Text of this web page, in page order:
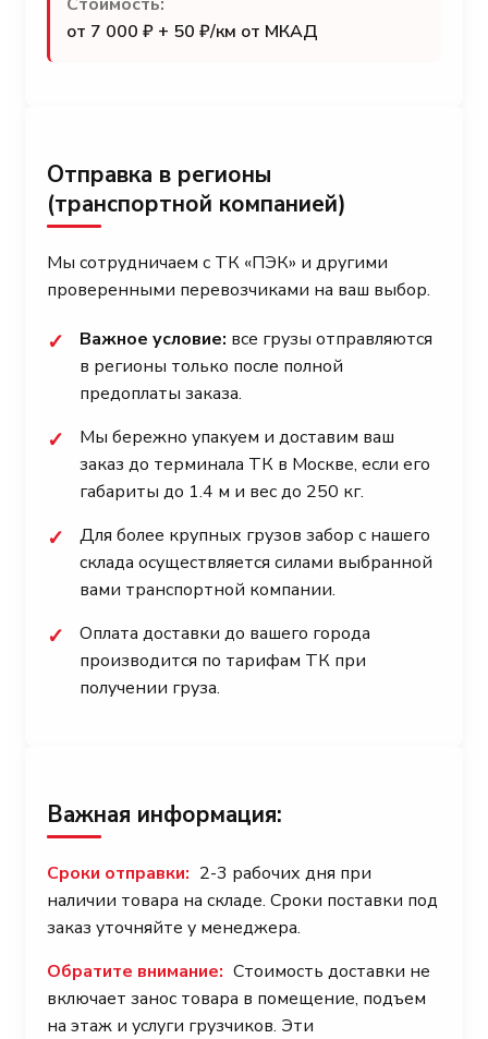
от 7 000 ₽ + 50 ₽/км от МКАД
Отправка в регионы
(транспортной компанией)
Мы сотрудничаем с ТК «ПЭК» и другими
проверенными перевозчиками на ваш выбор.
✓ Важное условие: все грузы отправляются
в регионы только после полной
предоплаты заказа.
✓
Мы бережно упакуем и доставим ваш
заказ до терминала ТК в Москве, если его
габариты до 1.4 м и вес до 250 кг.
✓
Для более крупных грузов забор с нашего
склада осуществляется силами выбранной
вами транспортной компании.
✓
Оплата доставки до вашего города
производится по тарифам ТК при
получении груза.
Важная информация:
Сроки отправки: 2-3 рабочих дня при
наличии товара на складе. Сроки поставки под
заказ уточняйте у менеджера.
Обратите внимание: Стоимость доставки не
включает занос товара в помещение, подъем
на этаж и услуги грузчиков. Эти